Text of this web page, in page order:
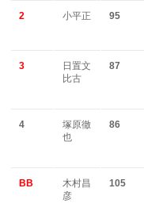
2 小平正 95
3
日置文
比古
87
4
塚原徹
也
86
BB
木村昌
彦
105